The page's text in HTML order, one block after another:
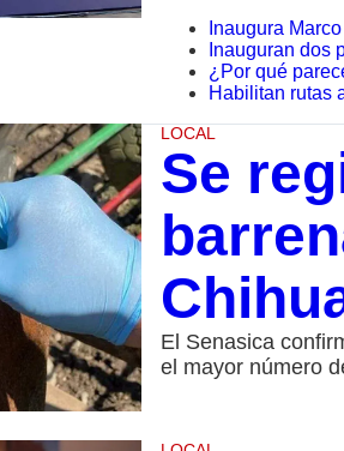
Inaugura
Inauguran dos
¿Por qué
Habilitan rutas
LOCAL
Se
El Senasica
el mayor número